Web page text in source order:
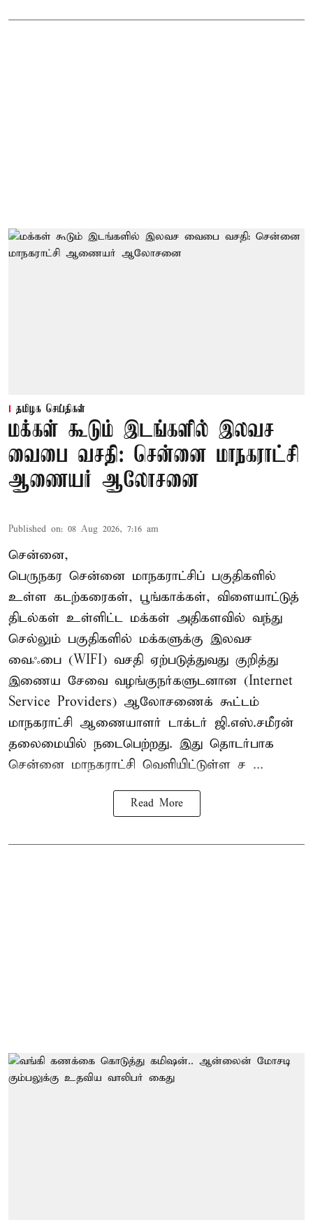
தமிழக செய்திகள்
மக்கள் கூடும் இடங்களில் இலவச
வைபை வசதி: சென்னை மாநகராட்சி
ஆணையர் ஆலோசனை
Published on: 08 Aug 2026, 7:16 am
சென்னை,
பெருநகர சென்னை மாநகராட்சிப் பகுதிகளில்
உள்ள கடற்கரைகள், பூங்காக்கள், விளையாட்டுத்
திடல்கள் உள்ளிட்ட மக்கள் அதிகளவில் வந்து
செல்லும் பகுதிகளில் மக்களுக்கு இலவச
வைஃபை (WIFI) வசதி ஏற்படுத்துவது குறித்து
இணைய சேவை வழங்குநர்களுடனான (Internet
Service Providers) ஆலோசணைக் கூட்டம்
மாநகராட்சி ஆணையாளர் டாக்டர் ஜி.எஸ்.சமீரன்
தலைமையில் நடைபெற்றது. இது தொடர்பாக
சென்னை மாநகராட்சி வெளியிட்டுள்ள ச ...
Read More